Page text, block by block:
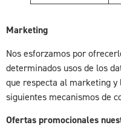
Marketing
Nos esforzamos por
determinados usos de los
que respecta al marketing
siguientes mecanismos de
Ofertas promocionales